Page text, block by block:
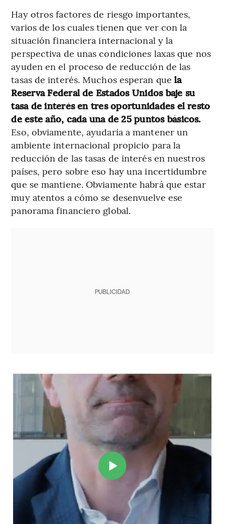
Hay otros factores de riesgo importantes,
varios de los cuales tienen que ver con la
situación financiera internacional y la
perspectiva de unas condiciones laxas que nos
ayuden en el proceso de reducción de las
tasas de interés. Muchos esperan que la
Reserva Federal de Estados Unidos baje su
tasa de interés en tres oportunidades el resto
de este año, cada una de 25 puntos básicos.
Eso, obviamente, ayudaría a mantener un
ambiente internacional propicio para la
reducción de las tasas de interés en nuestros
países, pero sobre eso hay una incertidumbre
que se mantiene. Obviamente habrá que estar
muy atentos a cómo se desenvuelve ese
panorama financiero global.
PUBLICIDAD